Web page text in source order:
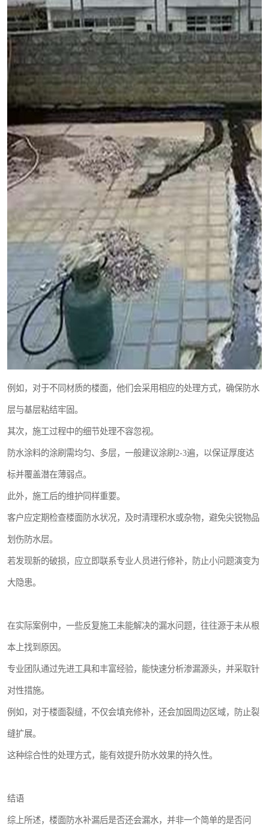
例如，对于不同材质的楼面，他们会采用相应的处理方式，确保防水
层与基层粘结牢固。
其次，施工过程中的细节处理不容忽视。
防水涂料的涂刷需均匀、多层，一般建议涂刷2-3遍，以保证厚度达
标并覆盖潜在薄弱点。
此外，施工后的维护同样重要。
客户应定期检查楼面防水状况，及时清理积水或杂物，避免尖锐物品
划伤防水层。
若发现新的破损，应立即联系专业人员进行修补，防止小问题演变为
大隐患。
在实际案例中，一些反复施工未能解决的漏水问题，往往源于未从根
本上找到原因。
专业团队通过先进工具和丰富经验，能快速分析渗漏源头，并采取针
对性措施。
例如，对于楼面裂缝，不仅会填充修补，还会加固周边区域，防止裂
缝扩展。
这种综合性的处理方式，能有效提升防水效果的持久性。
结语
综上所述，楼面防水补漏后是否还会漏水，并非一个简单的是否问